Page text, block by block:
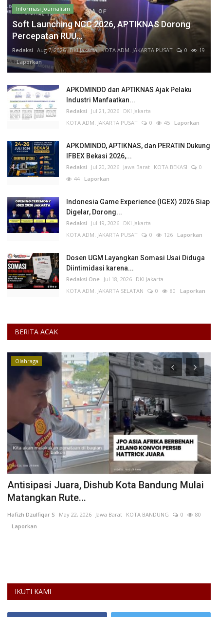
Informasi Journalism
Soft Launching NCC 2026, APTIKNAS Dorong
Percepatan RUU...
Redaksi Aug 7, 2026 DKI Jakarta KOTA ADM. JAKARTA PUSAT 0
19
Laporkan
APKOMINDO dan APTIKNAS Ajak Pelaku
Industri Manfaatkan...
Redaksi Jul 21, 2026 DKI Jakarta
KOTA ADM. JAKARTA PUSAT
0 45 Laporkan
APKOMINDO, APTIKNAS, dan PERATIN Dukung
IFBEX Bekasi 2026,...
Redaksi Jul 20, 2026 Jawa Barat KOTA BEKASI
0
44 Laporkan
Indonesia Game Experience (IGEX) 2026 Siap
Digelar, Dorong...
Redaksi Jul 19, 2026 DKI Jakarta
KOTA ADM. JAKARTA PUSAT
0 126 Laporkan
Dosen UGM Layangkan Somasi Usai Diduga
Diintimidasi karena...
Redaksi One Jul 18, 2026 DKI Jakarta
KOTA ADM. JAKARTA SELATAN
0 80 Laporkan
BERITA ACAK
Olahraga
Antisipasi Juara, Dishub Kota Bandung Mulai
Matangkan Rute...
Hafizh Dzulfiqar S May 22, 2026 Jawa Barat KOTA BANDUNG 0
80
Laporkan
IKUTI KAMI